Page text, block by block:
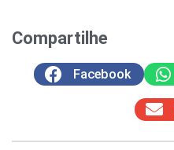
Compartilhe
Facebook